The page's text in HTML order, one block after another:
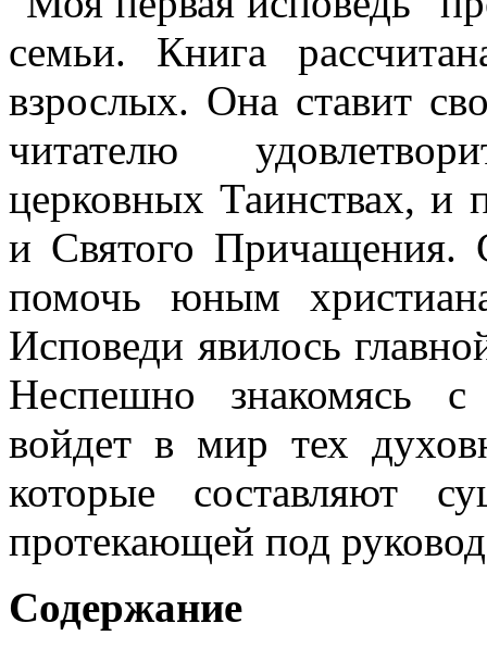
семьи. Книга
взрослых. Она ставит
читателю
церковных Таинствах, и
и Святого Причащения.
помочь юным
Исповеди явилось
Неспешно знакомясь с
войдет в мир тех
которые составляют
протекающей под
Содержание